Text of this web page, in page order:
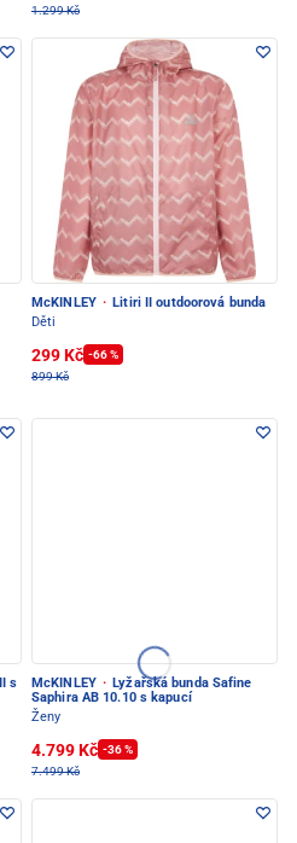
1.299 Kč
McKINLEY · Litiri II outdoorová bunda
Děti
299 Kč -66 %
899 Kč
s
McKINLEY · Lyžařská bunda Safine
Saphira AB 10.10 s kapucí
Ženy
4.799 Kč -36 %
7.499 Kč